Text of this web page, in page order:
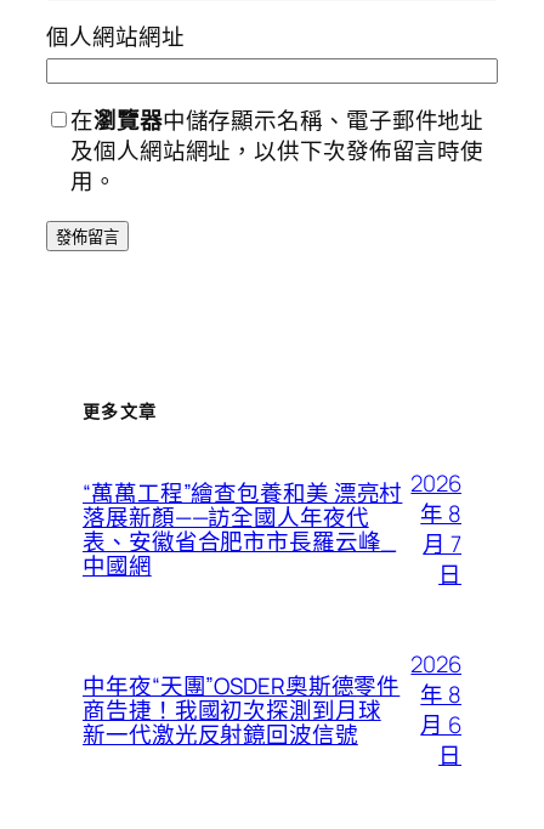
個人網站網址
在瀏覽器中儲存顯示名稱、電子郵件地址
及個人網站網址，以供下次發佈留言時使
用。
更多文章
“萬萬工程”繪查包養和美 漂亮村
落展新顏——訪全國人年夜代
表、安徽省合肥市市長羅云峰_
中國網
2026
年 8
月 7
日
中年夜“天團”OSDER奧斯德零件
商告捷！我國初次探測到月球
新一代激光反射鏡回波信號
2026
年 8
月 6
日